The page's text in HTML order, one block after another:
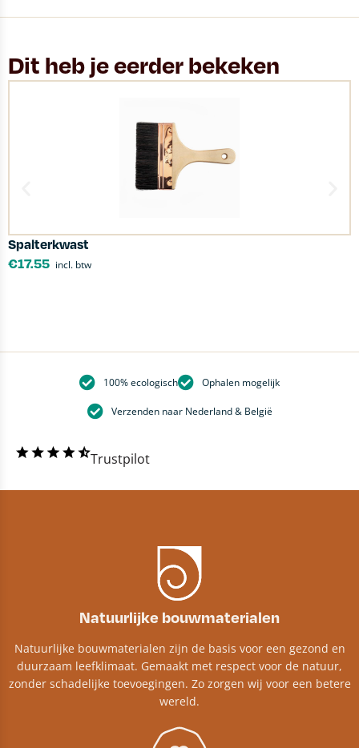
Dit heb je eerder bekeken
Spalterkwast
€17.55 incl. btw
100% ecologisch Ophalen mogelijk
Verzenden naar Nederland & België
Trustpilot
Natuurlijke bouwmaterialen
Natuurlijke bouwmaterialen zijn de basis voor een gezond en
duurzaam leefklimaat. Gemaakt met respect voor de natuur,
zonder schadelijke toevoegingen. Zo zorgen wij voor een betere
wereld.